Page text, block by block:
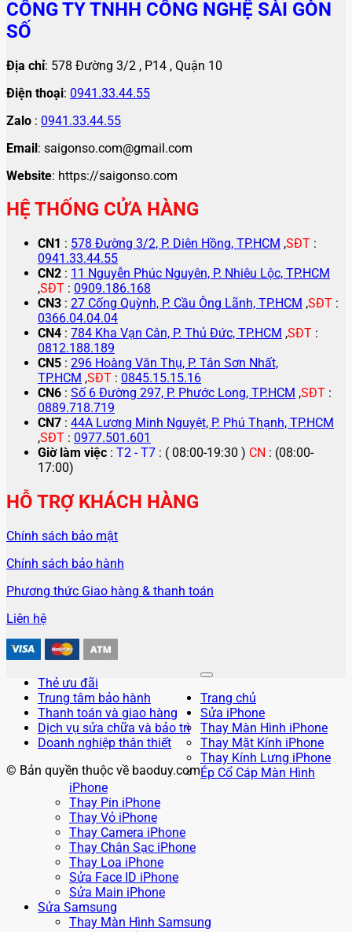
CÔNG TY TNHH CÔNG NGHỆ SÀI GÒN
SỐ
Địa chỉ: 578 Đường 3/2 , P14 , Quận 10
Điện thoại: 0941.33.44.55
Zalo : 0941.33.44.55
Email: saigonso.com@gmail.com
Website: https://saigonso.com
HỆ THỐNG CỬA HÀNG
CN1 : 578 Đường 3/2, P. Diên Hồng, TP.HCM ,SĐT :
0941.33.44.55
CN2 : 11 Nguyễn Phúc Nguyên, P. Nhiêu Lộc, TP.HCM
,SĐT : 0909.186.168
CN3 : 27 Cống Quỳnh, P. Cầu Ông Lãnh, TP.HCM ,SĐT :
0366.04.04.04
CN4 : 784 Kha Vạn Cân, P. Thủ Đức, TP.HCM ,SĐT :
0812.188.189
CN5 : 296 Hoàng Văn Thụ, P. Tân Sơn Nhất,
TP.HCM ,SĐT : 0845.15.15.16
CN6 : Số 6 Đường 297, P. Phước Long, TP.HCM ,SĐT :
0889.718.719
CN7 : 44A Lương Minh Nguyệt, P. Phú Thạnh, TP.HCM
,SĐT : 0977.501.601
Giờ làm việc : T2 - T7 : ( 08:00-19:30 ) CN : (08:00-
17:00)
HỖ TRỢ KHÁCH HÀNG
Chính sách bảo mật
Chính sách bảo hành
Phương thức Giao hàng & thanh toán
Liên hệ
Thẻ ưu đãi
Trung tâm bảo hành
Thanh toán và giao hàng
Dịch vụ sửa chữa và bảo trì
Doanh nghiệp thân thiết
© Bản quyền thuộc về baoduy.com
Trang chủ
Sửa iPhone
Thay Màn Hình iPhone
Thay Mặt Kính iPhone
Thay Kính Lưng iPhone
Ép Cổ Cáp Màn Hình
iPhone
Thay Pin iPhone
Thay Vỏ iPhone
Thay Camera iPhone
Thay Chân Sạc iPhone
Thay Loa iPhone
Sửa Face ID iPhone
Sửa Main iPhone
Sửa Samsung
Thay Màn Hình Samsung